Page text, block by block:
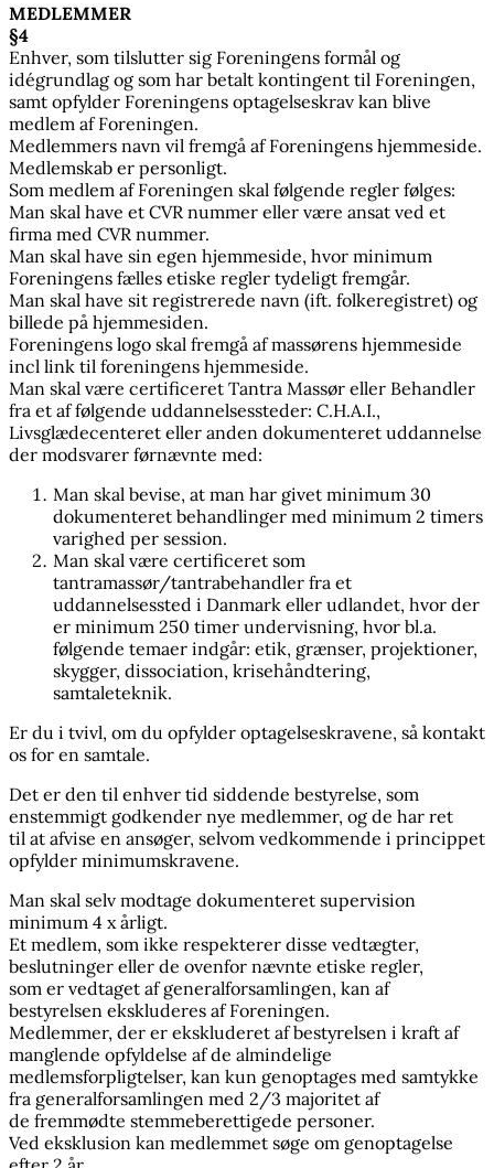
MEDLEMMER
§4
Enhver, som tilslutter sig Foreningens formål og
idégrundlag og som har betalt kontingent til Foreningen,
samt opfylder Foreningens optagelseskrav kan blive
medlem af Foreningen.
Medlemmers navn vil fremgå af Foreningens hjemmeside.
Medlemskab er personligt.
Som medlem af Foreningen skal følgende regler følges:
Man skal have et CVR nummer eller være ansat ved et
firma med CVR nummer.
Man skal have sin egen hjemmeside, hvor minimum
Foreningens fælles etiske regler tydeligt fremgår.
Man skal have sit registrerede navn (ift. folkeregistret) og
billede på hjemmesiden.
Foreningens logo skal fremgå af massørens hjemmeside
incl link til foreningens hjemmeside.
Man skal være certificeret Tantra Massør eller Behandler
fra et af følgende uddannelsessteder: C.H.A.I.,
Livsglædecenteret eller anden dokumenteret uddannelse
der modsvarer førnævnte med:
Man skal bevise, at man har givet minimum 30
dokumenteret behandlinger med minimum 2 timers
varighed per session.
Man skal være certificeret som
tantramassør/tantrabehandler fra et
uddannelsessted i Danmark eller udlandet, hvor der
er minimum 250 timer undervisning, hvor bl.a.
følgende temaer indgår: etik, grænser, projektioner,
skygger, dissociation, krisehåndtering,
samtaleteknik.
Er du i tvivl, om du opfylder optagelseskravene, så kontakt
os for en samtale.
Det er den til enhver tid siddende bestyrelse, som
enstemmigt godkender nye medlemmer, og de har ret
til at afvise en ansøger, selvom vedkommende i princippet
opfylder minimumskravene.
Man skal selv modtage dokumenteret supervision
minimum 4 x årligt.
Et medlem, som ikke respekterer disse vedtægter,
beslutninger eller de ovenfor nævnte etiske regler,
som er vedtaget af generalforsamlingen, kan af
bestyrelsen ekskluderes af Foreningen.
Medlemmer, der er ekskluderet af bestyrelsen i kraft af
manglende opfyldelse af de almindelige
medlemsforpligtelser, kan kun genoptages med samtykke
fra generalforsamlingen med 2/3 majoritet af
de fremmødte stemmeberettigede personer.
Ved eksklusion kan medlemmet søge om genoptagelse